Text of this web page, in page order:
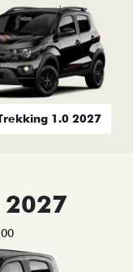
1.0 2027